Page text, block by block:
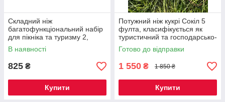
Складний ніж
багатофункціональний набір
для пікніка та туризму 2,
відмінно подарунок
чоловікові
В наявності
825 ₴
Купити
Потужний ніж кукрі Сокіл 5
фулта, класифікується як
туристичний та господарсько-
побутовий інструмент, з
чохлом
Готово до відправки
1 550 ₴ 1 850 ₴
Купити